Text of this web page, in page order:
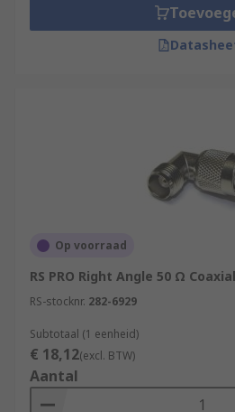
Op voorraad
RS PRO Right Angle 50 Ω
RS-stocknr. 282-6929
Subtotaal (1 eenheid)
€ 18,12(excl. BTW)
Aantal